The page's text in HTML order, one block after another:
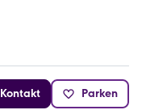
Kontakt Parken